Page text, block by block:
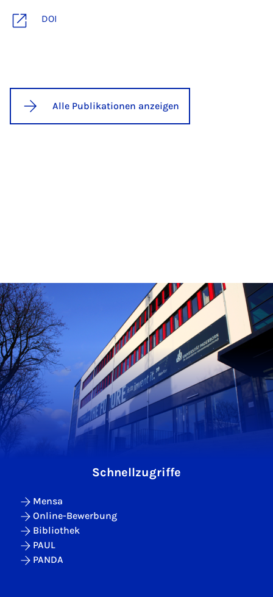
DOI
Alle Publikationen anzeigen
Schnellzugriffe
Mensa
Online-Bewerbung
Bibliothek
PAUL
PANDA